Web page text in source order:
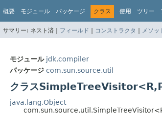
概要 モジュール パッケージ クラス 使用 ツリー
サマリー: ネスト済 | フィールド | コンストラクタ | メソッ
モジュール jdk.compiler
パッケージ com.sun.source.util
クラスSimpleTreeVisitor<R,
java.lang.Object